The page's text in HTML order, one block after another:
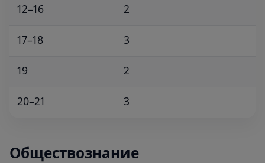
12–16 2
17–18 3
19 2
20–21 3
Обществознание